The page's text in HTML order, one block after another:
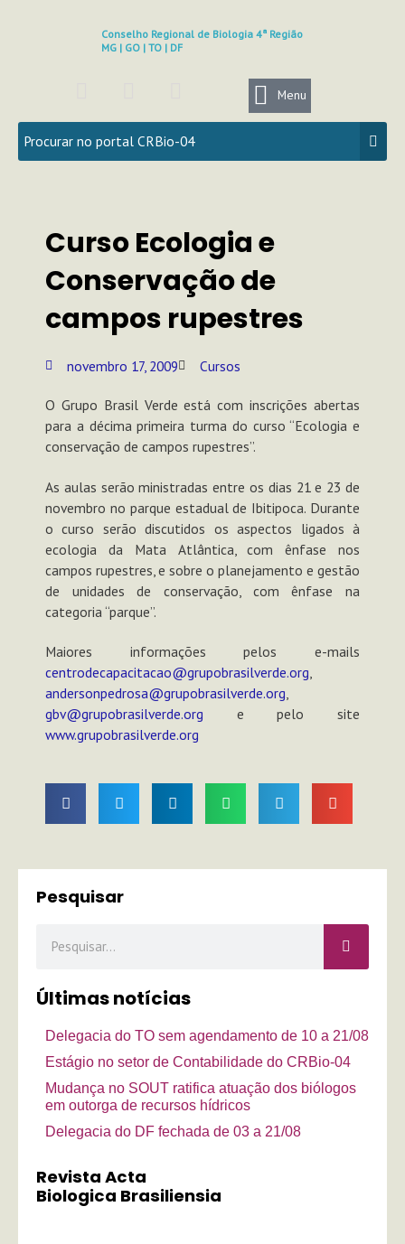
Conselho Regional de Biologia 4ª Região
MG | GO | TO | DF
c
e
b
k
s
t
a
a
m
u
t
u
Menu
Curso Ecologia e
Conservação de
campos rupestres
novembro 17, 2009 Cursos
O Grupo Brasil Verde está com inscrições abertas
para a décima primeira turma do curso “Ecologia e
conservação de campos rupestres”.
As aulas serão ministradas entre os dias 21 e 23 de
novembro no parque estadual de Ibitipoca. Durante
o curso serão discutidos os aspectos ligados à
ecologia da Mata Atlântica, com ênfase nos
campos rupestres, e sobre o planejamento e gestão
de unidades de conservação, com ênfase na
categoria “parque”.
Maiores informações pelos e-mails
centrodecapacitacao@grupobrasilverde.org,
andersonpedrosa@grupobrasilverde.org,
gbv@grupobrasilverde.org e pelo site
www.grupobrasilverde.org
Pesquisar
Últimas notícias
Delegacia do TO sem agendamento de 10 a 21/08
Estágio no setor de Contabilidade do CRBio-04
Mudança no SOUT ratifica atuação dos biólogos
em outorga de recursos hídricos
Delegacia do DF fechada de 03 a 21/08
Revista Acta
Biologica Brasiliensia